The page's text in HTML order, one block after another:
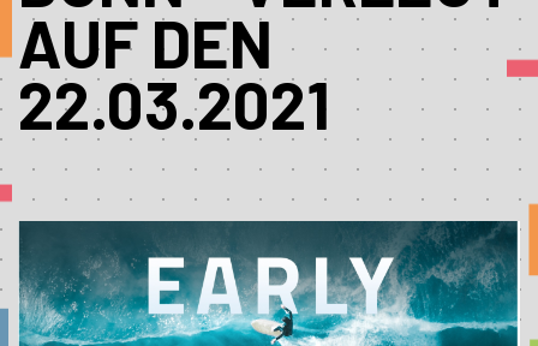
AUF DEN
22.03.2021